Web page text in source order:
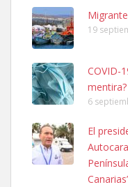
Leales.org » Gran Canaria
SHIBA PERDIDO AVDA
PERRO MACHO RAZA
06/07/2025 ZONA MESA
Leales.org » Gran Canaria
19
COVID-
mentira?
6
El